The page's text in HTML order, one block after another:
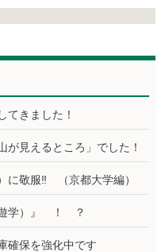
てきました！
が見えるところ」でした！
に敬服‼ （京都大学編）
遊学）』 ！ ？
確保を強化中です